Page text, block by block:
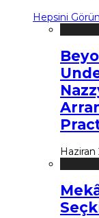
Hepsini
Haziran